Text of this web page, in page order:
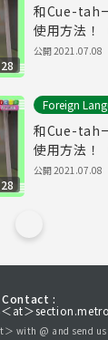
和Cue-tah
使用方法！
幕）
公開2021.07.08
Foreign
和Cue-tah
使用方法！
幕）
公開2021.07.08
Contact :
at＞
with @ and send